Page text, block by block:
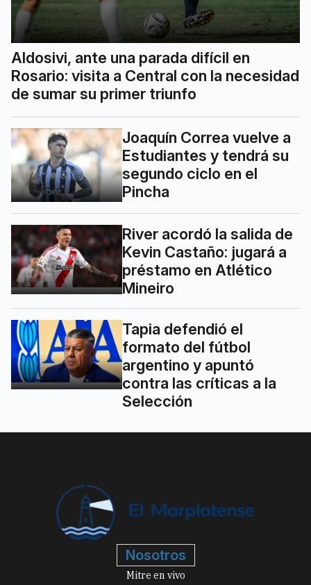
Aldosivi, ante una parada difícil en
Rosario: visita a Central con la necesidad
de sumar su primer triunfo
Joaquín Correa vuelve a
Estudiantes y tendrá su
segundo ciclo en el
Pincha
River acordó la salida de
Kevin Castaño: jugará a
préstamo en Atlético
Mineiro
Tapia defendió el
formato del fútbol
argentino y apuntó
contra las críticas a la
Selección
Nosotros
Mitre en vivo